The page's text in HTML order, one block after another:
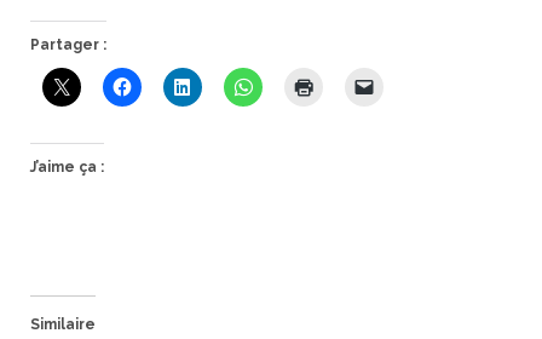
Partager :
J’aime ça :
Similaire